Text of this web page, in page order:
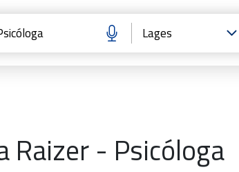
Raizer - Psicóloga